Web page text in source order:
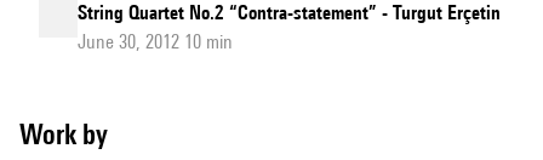
String Quartet No.2 “Contra-statement” - Turgut Erçetin
June 30, 2012 10 min
Work by